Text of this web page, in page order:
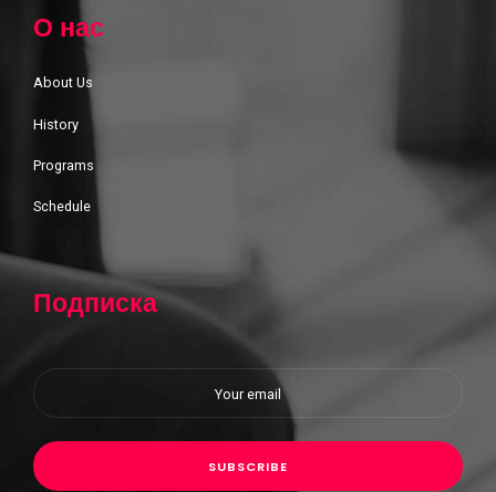
О нас
About Us
History
Programs
Schedule
Подписка